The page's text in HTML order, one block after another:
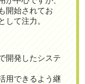
開始されてお
して注力。
開発したシステ
用できるよう継